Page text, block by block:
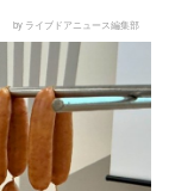
by ライブドアニュース編集部